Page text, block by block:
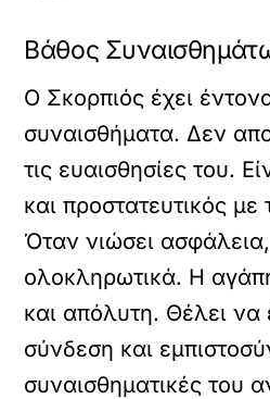
Βάθος
Ο Σκορπιός έχει
συναισθήματα. Δεν
τις ευαισθησίες του.
και προστατευτικός με
Όταν νιώσει ασφάλεια,
ολοκληρωτικά. Η
και απόλυτη. Θέλει να
σύνδεση και
συναισθηματικές του